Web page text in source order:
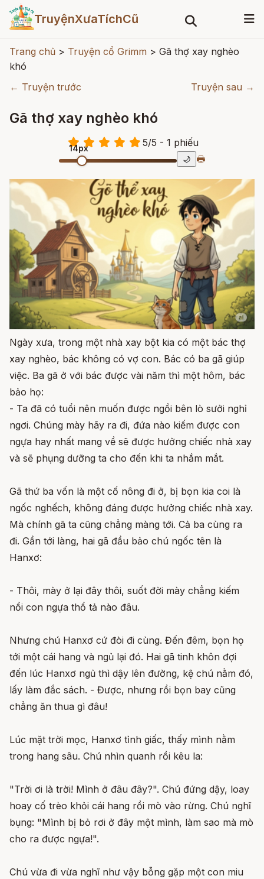
TruyệnXưaTíchCũ
Trang chủ > Truyện cổ Grimm > Gã thợ xay nghèo
khó
← Truyện trước
Truyện sau →
Gã thợ xay nghèo khó
5/5 - 1 phiếu
14px
🌙 🖶
Ngày xưa, trong một nhà xay bột kia có một bác thợ
xay nghèo, bác không có vợ con. Bác có ba gã giúp
việc. Ba gã ở với bác được vài năm thì một hôm, bác
bảo họ:
- Ta đã có tuổi nên muốn được ngồi bên lò sưởi nghỉ
ngơi. Chúng mày hãy ra đi, đứa nào kiếm được con
ngựa hay nhất mang về sẽ được hưởng chiếc nhà xay
và sẽ phụng dưỡng ta cho đến khi ta nhắm mắt.
Gã thứ ba vốn là một cố nông đi ở, bị bọn kia coi là
ngốc nghếch, không đáng được hưởng chiếc nhà xay.
Mà chính gã ta cũng chẳng màng tới. Cả ba cùng ra
đi. Gần tới làng, hai gã đầu bảo chú ngốc tên là
Hanxơ:
- Thôi, mày ở lại đây thôi, suốt đời mày chẳng kiếm
nổi con ngựa thổ tả nào đâu.
Nhưng chú Hanxơ cứ đòi đi cùng. Đến đêm, bọn họ
tới một cái hang và ngủ lại đó. Hai gã tinh khôn đợi
đến lúc Hanxơ ngủ thì dậy lên đường, kệ chú nằm đó,
lấy làm đắc sách. - Được, nhưng rồi bọn bay cũng
chẳng ăn thua gì đâu!
Lúc mặt trời mọc, Hanxơ tỉnh giấc, thấy mình nằm
trong hang sâu. Chú nhìn quanh rồi kêu la:
"Trời ơi là trời! Mình ở đâu đây?". Chú đứng dậy, loay
hoay cố trèo khỏi cái hang rồi mò vào rừng. Chú nghĩ
bụng: "Mình bị bỏ rơi ở đây một mình, làm sao mà mò
cho ra được ngựa!".
Chú vừa đi vừa nghĩ như vậy bỗng gặp một con miu